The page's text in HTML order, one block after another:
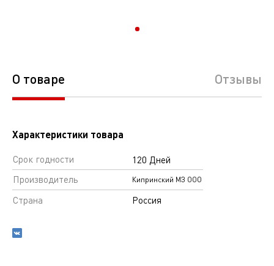
О товаре Отзывы
Характеристики товара
Срок годности
120 Дней
Производитель
Кипринский МЗ ООО
Страна Россия